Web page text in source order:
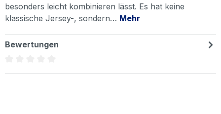
besonders leicht kombinieren lässt. Es hat keine
klassische Jersey-, sondern… Mehr
Bewertungen